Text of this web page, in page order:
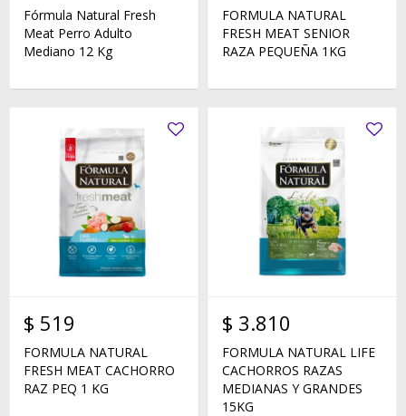
Fórmula Natural Fresh
Meat Perro Adulto
Mediano 12 Kg
FORMULA NATURAL
FRESH MEAT SENIOR
RAZA PEQUEÑA 1KG
$ 519
FORMULA NATURAL
FRESH MEAT CACHORRO
RAZ PEQ 1 KG
$ 3.810
FORMULA NATURAL LIFE
CACHORROS RAZAS
MEDIANAS Y GRANDES
15KG